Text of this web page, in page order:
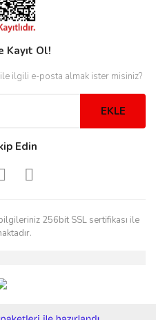
Kayıt Ol!
ilgili e-posta almak ister misiniz?
EKLE
Edin
256bit SSL sertifikası ile